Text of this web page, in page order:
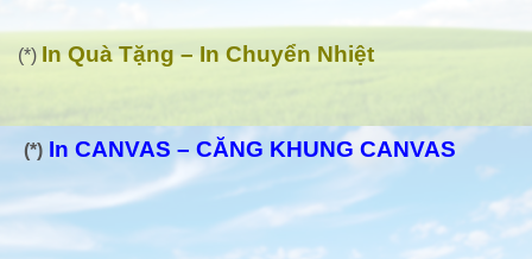
(*) In Quà Tặng – In Chuyển Nhiệt
(*) In CANVAS – CĂNG KHUNG CANVAS